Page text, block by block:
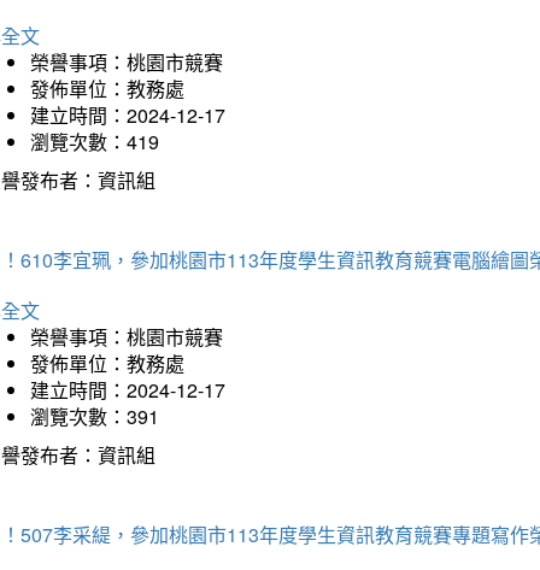
文
榮譽事項：桃園市競賽
發佈單位：教務處
建立時間：2024-12-17
瀏覽次數：419
發布者：資訊組
610李宜珮，參加桃園市113年度學生資訊教育競賽電腦繪圖
文
榮譽事項：桃園市競賽
發佈單位：教務處
建立時間：2024-12-17
瀏覽次數：391
發布者：資訊組
507李采緹，參加桃園市113年度學生資訊教育競賽專題寫作